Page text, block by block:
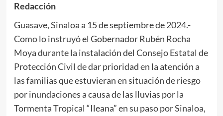
Redacción
Guasave, Sinaloa a 15 de septiembre de 2024.-
Como lo instruyó el Gobernador Rubén Rocha
Moya durante la instalación del Consejo Estatal de
Protección Civil de dar prioridad en la atención a
las familias que estuvieran en situación de riesgo
por inundaciones a causa de las lluvias por la
Tormenta Tropical “Ileana” en su paso por Sinaloa,